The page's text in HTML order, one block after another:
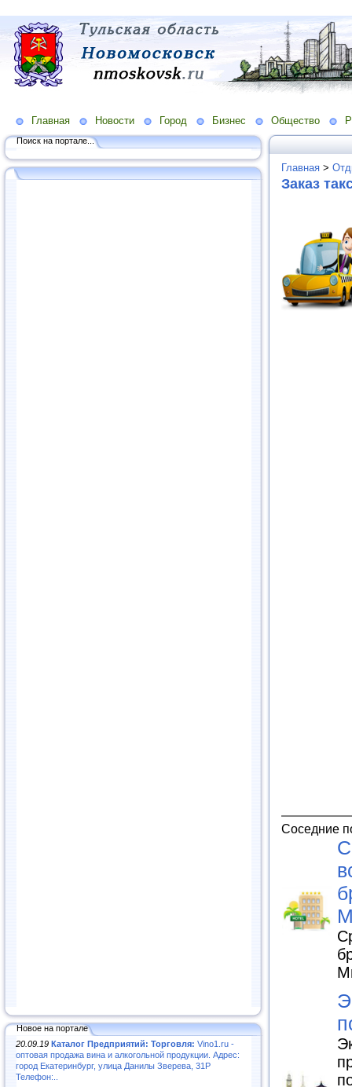
Главная Новости Город Бизнес Общество
Поиск на портале...
Новое на портале
20.09.19 Каталог Предприятий: Торговля: Vino1.ru -
оптовая продажа вина и алкогольной продукции. Адрес:
город Екатеринбург, улица Данилы Зверева, 31Р
Телефон:..
Главная >
Заказ
Соседние